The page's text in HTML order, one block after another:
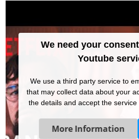
We need your
Youtube
We use a third party service to
that may collect data about your
the details and accept the service
More Information